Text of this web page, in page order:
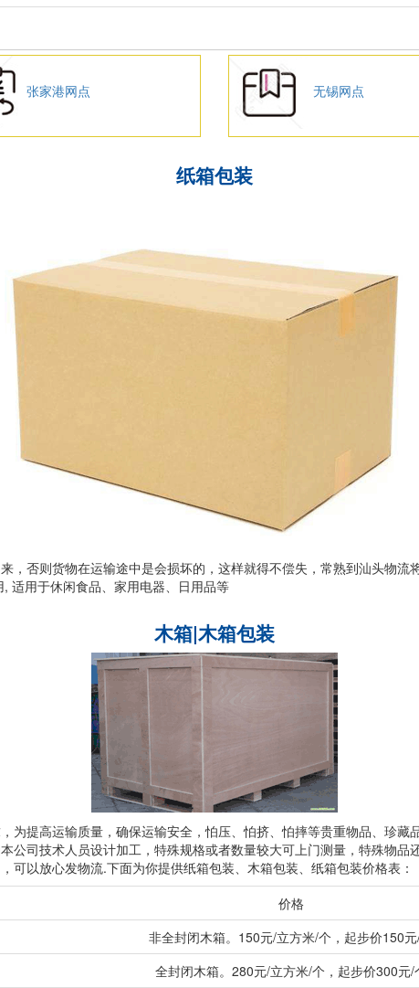
张家港网点 无锡网点
纸箱包装
，否则货物在运输途中是会损坏的，这样就得不偿失，常熟到汕头物
适用于休闲食品、家用电器、日用品等
木箱|木箱包装
为提高运输质量，确保运输安全，怕压、怕挤、怕摔等贵重物品、珍
公司技术人员设计加工，特殊规格或者数量较大可上门测量，特殊物
可以放心发物流.下面为你提供纸箱包装、木箱包装、纸箱包装价格表：
价格
非全封闭木箱。150元/立方米/个，起步价150
全封闭木箱。280元/立方米/个，起步价300元/